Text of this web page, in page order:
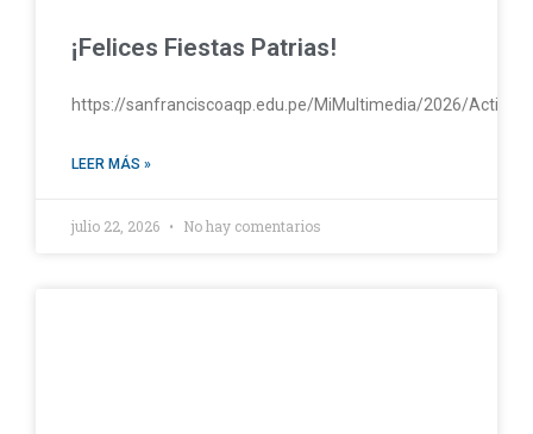
¡Felices Fiestas Patrias!
https://sanfranciscoaqp.edu.pe/MiMultimedia/2026/
LEER MÁS »
julio 22, 2026 No hay comentarios